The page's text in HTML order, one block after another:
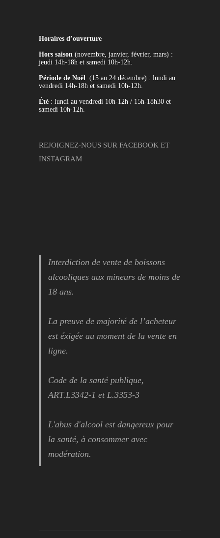
Horaires d’ouverture
Hors saison (novembre, janvier, février, mars) :
jeudi 14h-18h et samedi 10h-12h.
Période de Noël (15 au 24 décembre) : lundi au
vendredi 14h-18h et samedi 10h-12h.
Été : lundi au vendredi 10h-12h / 15h-18h30 et
samedi 10h-12h.
REJOIGNEZ-NOUS SUR FACEBOOK ET
INSTAGRAM
Interdiction de vente de boissons
alcooliques aux mineurs de moins de
18 ans.
La preuve de majorité de l’acheteur
est éxigée au moment de la vente en
ligne.
Code de la santé publique,
ART.L3342-1 et L.3353-3
L'abus d'alcool est dangereux pour
la santé, à consommer avec
modération.